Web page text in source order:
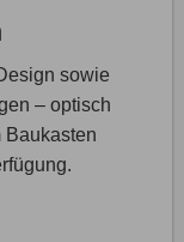
sowie
– optisch
Baukasten